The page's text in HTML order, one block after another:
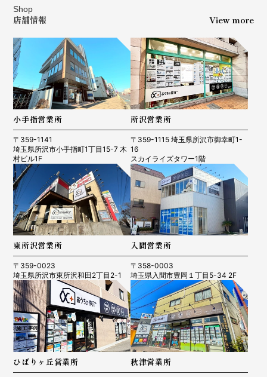
Shop
店舗情報 View more
小手指営業所
〒359-1141
埼玉県所沢市小手指町1丁目15-7 木
村ビル1F
所沢営業所
〒359-1115 埼玉県所沢市御幸町1-
16
スカイライズタワー1階
東所沢営業所
〒359-0023
埼玉県所沢市東所沢和田2丁目2-1
入間営業所
〒358-0003
埼玉県入間市豊岡１丁目5-34 2F
ひばりヶ丘営業所 秋津営業所